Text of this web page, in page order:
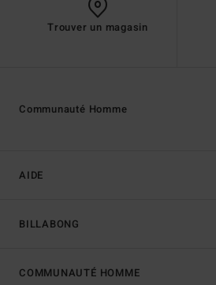
Trouver un magasin
AIDE
BILLABONG
Communauté Homme
COMMUNAUTÉ HOMME